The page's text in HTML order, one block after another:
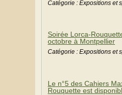
Catégorie : Expositions et
Soirée Lorca-
octobre à Montpellier
Catégorie : Expositions et
Le n°5 des Cahiers
Rouquette est